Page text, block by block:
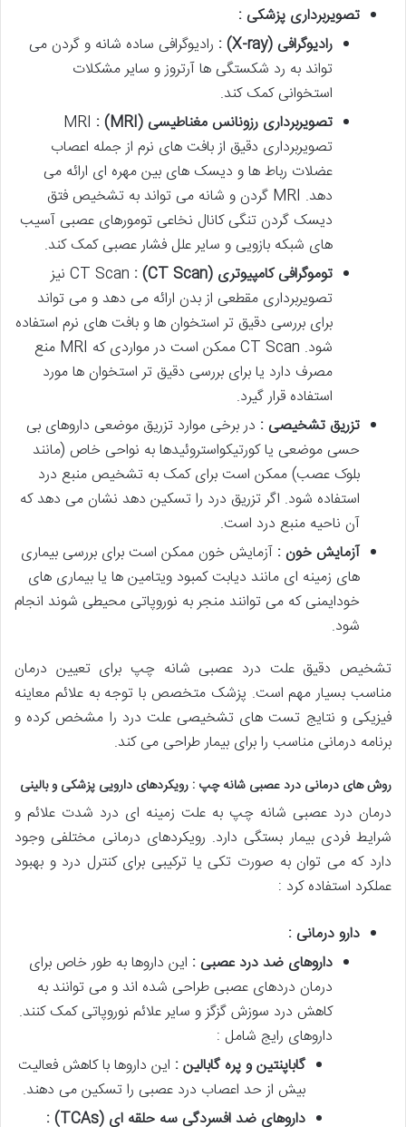
تصویربرداری پزشکی :
رادیوگرافی(X-ray)
: رادیوگرافی ساده شانه و گردن می
تواند به رد شکستگی ها آرتروز و سایر مشکلات
استخوانی کمک کند.
تصویربرداری رزونانس مغناطیسی(MRI) :
MRI
تصویربرداری دقیق از بافت های نرم از جمله اعصاب
عضلات رباط ها و دیسک های بین مهره ای ارائه می
دهد. MRI گردن و شانه می تواند به تشخیص فتق
دیسک گردن تنگی کانال نخاعی تومورهای عصبی آسیب
های شبکه بازویی و سایر علل فشار عصبی کمک کند.
توموگرافی کامپیوتری (CT Scan) :
CT Scan نیز
تصویربرداری مقطعی از بدن ارائه می دهد و می تواند
برای بررسی دقیق تر استخوان ها و بافت های نرم استفاده
شود. CT Scan ممکن است در مواردی که MRI منع
مصرف دارد یا برای بررسی دقیق تر استخوان ها مورد
استفاده قرار گیرد.
تزریق تشخیصی : در برخی موارد تزریق موضعی داروهای بی
حسی موضعی یا کورتیکواستروئیدها به نواحی خاص (مانند
بلوک عصب) ممکن است برای کمک به تشخیص منبع درد
استفاده شود. اگر تزریق درد را تسکین دهد نشان می دهد که
آن ناحیه منبع درد است.
آزمایش خون : آزمایش خون ممکن است برای بررسی بیماری
های زمینه ای مانند دیابت کمبود ویتامین ها یا بیماری های
خودایمنی که می توانند منجر به نوروپاتی محیطی شوند انجام
شود.
تشخیص دقیق علت درد عصبی شانه چپ برای تعیین درمان
مناسب بسیار مهم است. پزشک متخصص با توجه به علائم معاینه
فیزیکی و نتایج تست های تشخیصی علت درد را مشخص کرده و
برنامه درمانی مناسب را برای بیمار طراحی می کند.
روش های درمانی درد عصبی شانه چپ : رویکردهای دارویی پزشکی و بالینی
درمان درد عصبی شانه چپ به علت زمینه ای درد شدت علائم و
شرایط فردی بیمار بستگی دارد. رویکردهای درمانی مختلفی وجود
دارد که می توان به صورت تکی یا ترکیبی برای کنترل درد و بهبود
عملکرد استفاده کرد :
دارو درمانی :
داروهای ضد درد عصبی : این داروها به طور خاص برای
درمان دردهای عصبی طراحی شده اند و می توانند به
کاهش درد سوزش گزگز و سایر علائم نوروپاتی کمک کنند.
داروهای رایج شامل :
گاباپنتین و پره گابالین : این داروها با کاهش فعالیت
بیش از حد اعصاب درد عصبی را تسکین می دهند.
داروهای ضد افسردگی سه حلقه ای (TCAs)
: